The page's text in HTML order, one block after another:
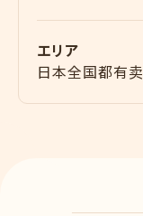
エリア
日本全国都有卖